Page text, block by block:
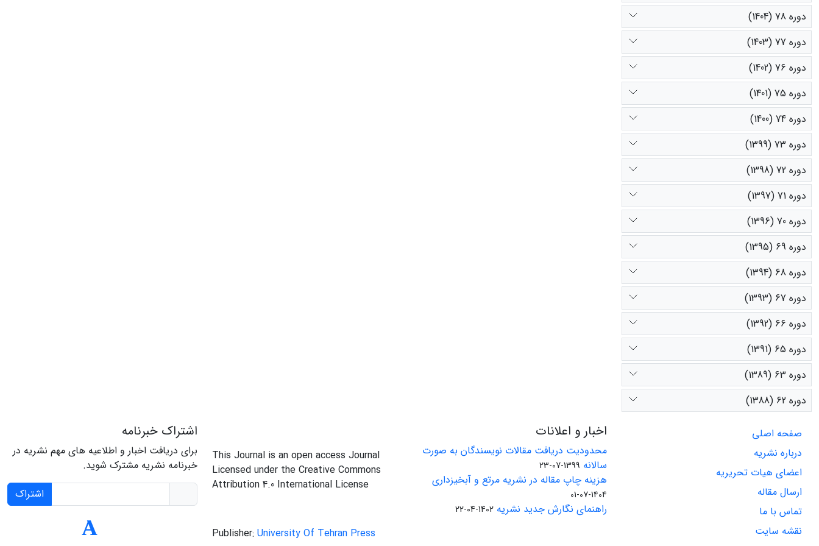
دوره 78 (1404)
دوره 77 (1403)
دوره 76 (1402)
دوره 75 (1401)
دوره 74 (1400)
دوره 73 (1399)
دوره 72 (1398)
دوره 71 (1397)
دوره 70 (1396)
دوره 69 (1395)
دوره 68 (1394)
دوره 67 (1393)
دوره 66 (1392)
دوره 65 (1391)
دوره 63 (1389)
دوره 62 (1388)
صفحه اصلی
درباره نشریه
اعضای هیات تحریریه
ارسال مقاله
تماس با ما
نقشه سایت
اخبار و اعلانات
محدودیت دریافت مقالات نویسندگان به صورت
سالانه 1399-07-23
هزینه چاپ مقاله در نشریه مرتع و آبخیزداری
1404-07-01
راهنمای نگارش جدید نشریه 1402-04-22
This Journal is an open access Journal
Licensed under the Creative Commons
Attribution 4.0 International License
Publisher: University Of Tehran Press
اشتراک خبرنامه
برای دریافت اخبار و اطلاعیه های مهم نشریه در
خبرنامه نشریه مشترک شوید.
اشتراک